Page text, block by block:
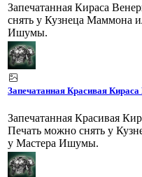
Запечатанная Кираса
снять у Кузнеца Маммона
Ишумы.
Запечатанная Красивая
Запечатанная Красивая
Печать можно снять у
у Мастера Ишумы.